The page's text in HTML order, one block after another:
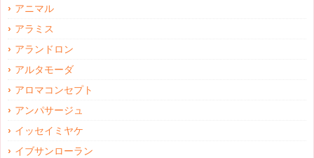
アニマル
アラミス
アランドロン
アルタモーダ
アロマコンセプト
アンパサージュ
イッセイミヤケ
イブサンローラン